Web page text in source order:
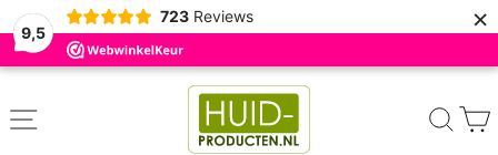
9,5
723 Reviews ×